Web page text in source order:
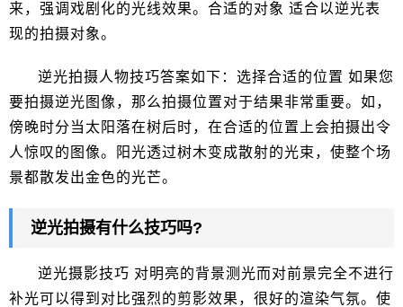
来，强调戏剧化的光线效果。合适的对象 适合以逆光表
现的拍摄对象。
逆光拍摄人物技巧答案如下：选择合适的位置 如果您
要拍摄逆光图像，那么拍摄位置对于结果非常重要。如，
傍晚时分当太阳落在树后时，在合适的位置上会拍摄出令
人惊叹的图像。阳光透过树木变成散射的光束，使整个场
景都散发出金色的光芒。
逆光拍摄有什么技巧吗?
逆光摄影技巧 对明亮的背景测光而对前景完全不进行
补光可以得到对比强烈的剪影效果，很好的渲染气氛。使